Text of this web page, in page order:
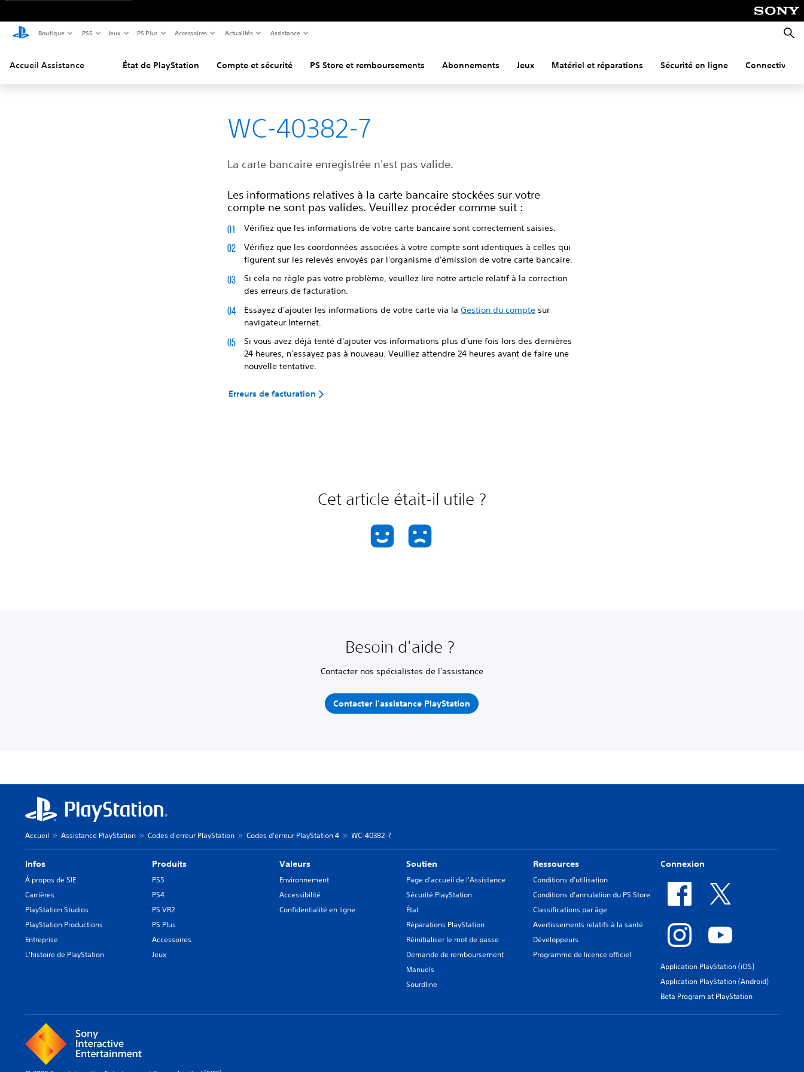
Boutique PS5 Jeux PS Plus Accessoires Actualités Assistance
Accueil Assistance État de PlayStation Compte et sécurité PS Store et remboursements Abonnements Jeux Matériel et réparations Sécurité en ligne Connectivité
WC-40382-7
La carte bancaire enregistrée n'est pas valide.
Les informations relatives à la carte bancaire stockées sur votre
compte ne sont pas valides. Veuillez procéder comme suit :
Vérifiez que les informations de votre carte bancaire sont correctement saisies.
Vérifiez que les coordonnées associées à votre compte sont identiques à celles qui
figurent sur les relevés envoyés par l'organisme d'émission de votre carte bancaire.
Si cela ne règle pas votre problème, veuillez lire notre article relatif à la correction
des erreurs de facturation.
Essayez d'ajouter les informations de votre carte via laGestion du compte sur
navigateur Internet.
Si vous avez déjà tenté d'ajouter vos informations plus d'une fois lors des dernières
24 heures, n'essayez pas à nouveau. Veuillez attendre 24 heures avant de faire une
nouvelle tentative.
Erreurs de facturation
Cet article était-il utile ?
Besoin d'aide ?
Contacter nos spécialistes de l'assistance
Contacter l'assistance PlayStation
Accueil Assistance PlayStation Codes d'erreur PlayStation Codes d'erreur PlayStation 4 WC-40382-7
Infos
À propos de SIE
Carrières
PlayStation Studios
PlayStation Productions
Entreprise
L'histoire de PlayStation
Produits
PS5
PS4
PS VR2
PS Plus
Accessoires
Jeux
Valeurs
Environnement
Accessibilité
Confidentialité en ligne
Soutien
Page d'accueil de l'Assistance
Sécurité PlayStation
État
Réparations PlayStation
Réinitialiser le mot de passe
Demande de remboursement
Manuels
Sourdline
Ressources
Conditions d'utilisation
Conditions d'annulation du PS Store
Classifications par âge
Avertissements relatifs à la santé
Développeurs
Programme de licence officiel
Connexion
Application PlayStation (iOS)
Application PlayStation (Android)
Beta Program at PlayStation